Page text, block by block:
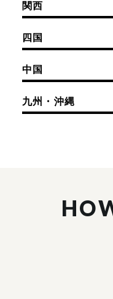
関西
四国
中国
九州・沖縄